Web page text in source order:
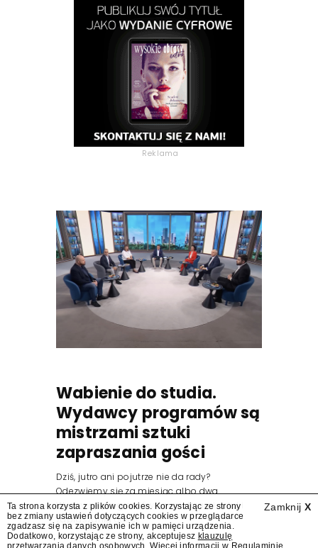
Reklama
Wabienie do studia.
Wydawcy programów są
mistrzami sztuki
zapraszania gości
Dziś, jutro ani pojutrze nie da rady?
Odezwiemy się za miesiąc albo dwa.
Wydawcy programów są mistrzami sztuki
zapraszania gości.
Zamknij X
Ta strona korzysta z plików cookies. Korzystając ze strony
bez zmiany ustawień dotyczących cookies w przeglądarce
zgadzasz się na zapisywanie ich w pamięci urządzenia.
Dodatkowo, korzystając ze strony, akceptujesz klauzulę
przetwarzania danych osobowych . Więcej informacji w Regulaminie